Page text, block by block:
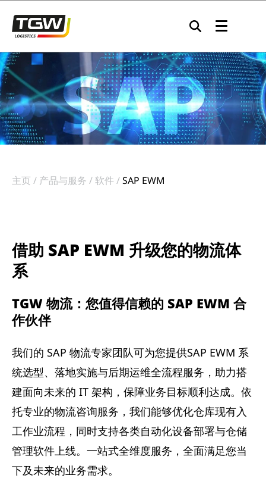
主页 产品与服务 软件 SAP EWM
借助 SAP EWM 升级您的物流体
系
TGW 物流：您值得信赖的 SAP EWM 合
作伙伴
我们的 SAP 物流专家团队可为您提供SAP EWM 系
统选型、落地实施与后期运维全流程服务，助力搭
建面向未来的 IT 架构，保障业务目标顺利达成。依
托专业的物流咨询服务，我们能够优化仓库现有入
工作业流程，同时支持各类自动化设备部署与仓储
管理软件上线。一站式全维度服务，全面满足您当
下及未来的业务需求。